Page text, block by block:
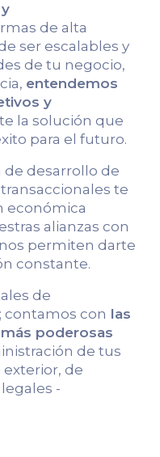
de alta
ser escalables y
de tu negocio,
entendemos
y
la solución que
para el futuro.
de desarrollo de
te
económica
alianzas con
nos permiten darte
constante.
de
contamos con las
poderosas
de tus
de
-